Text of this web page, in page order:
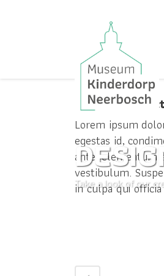
Take a look of our
Over dit project
Lorem ipsum
egestas id,
ante, elementum
vestibulum.
in culpa qui